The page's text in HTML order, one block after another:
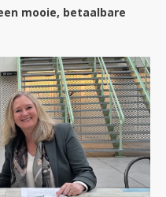
mooie, betaalbare